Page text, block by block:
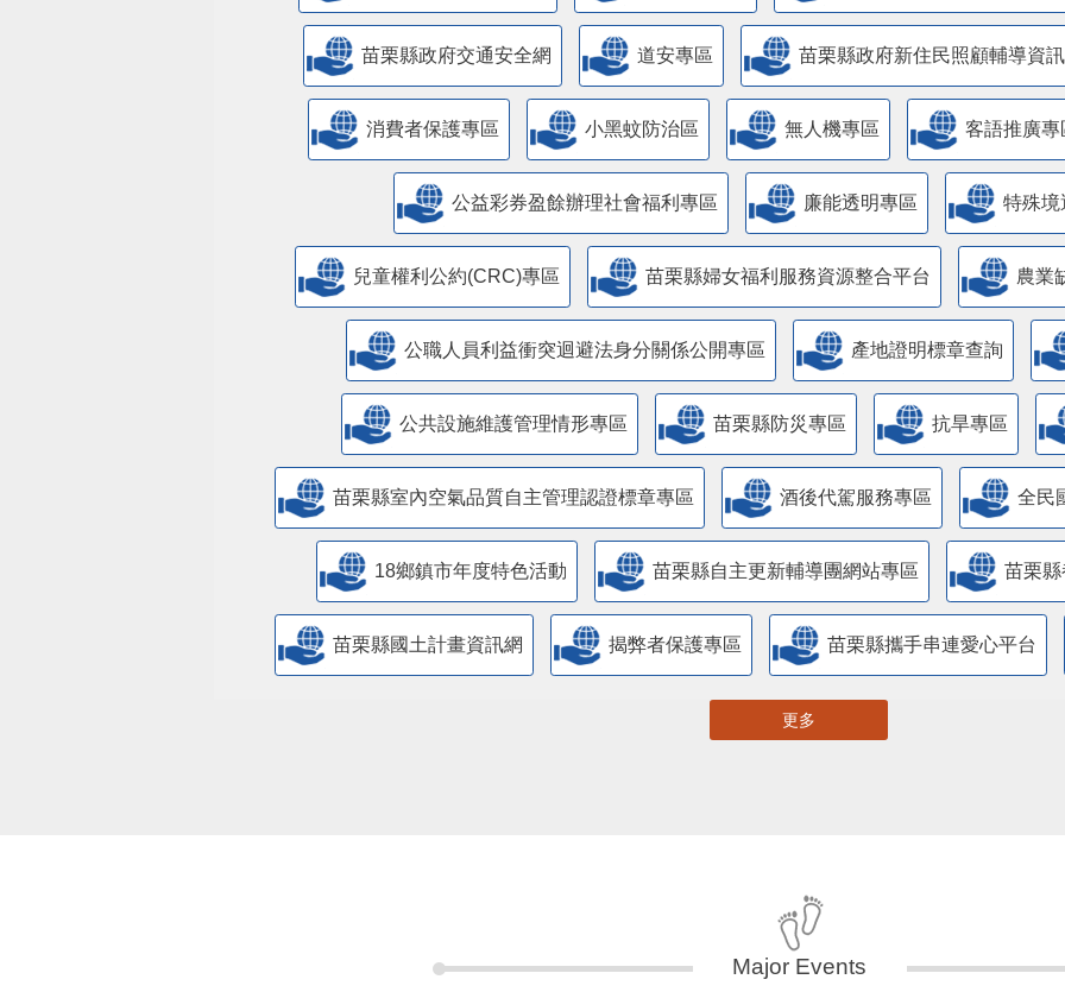
苗栗縣政府交通安全網 道安專區 苗栗縣政府新住民照顧輔導資
消費者保護專區 小黑蚊防治區 無人機專區 客語推廣專
公益彩券盈餘辦理社會福利專區 廉能透明專區 特殊境
兒童權利公約(CRC)專區 苗栗縣婦女福利服務資源整合平台 農業
公職人員利益衝突迴避法身分關係公開專區 產地證明標章查詢
​公共設施維護管理情形專區 苗栗縣防災專區 抗旱專區
苗栗縣室內空氣品質自主管理認證標章專區 酒後代駕服務專區 全民
18鄉鎮市年度特色活動 苗栗縣自主更新輔導團網站專區 苗栗
苗栗縣國土計畫資訊網 揭弊者保護專區 苗栗縣攜手串連愛心平台
更多